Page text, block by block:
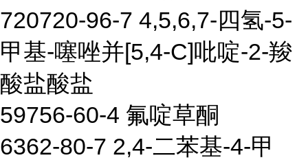
720720-96-7 4,5,6,7-四氢-5-
甲基-噻唑并[5,4-C]吡啶-2-羧
酸盐酸盐
59756-60-4 氟啶草酮
6362-80-7 2,4-二苯基-4-甲